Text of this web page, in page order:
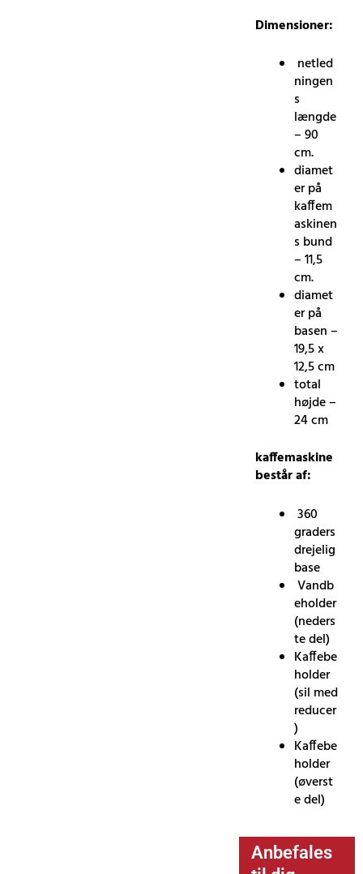
Dimensioner:
netled
ningen
s
længde
– 90
cm.
diamet
er på
kaffem
askinen
s bund
– 11,5
cm.
diamet
er på
basen –
19,5 x
12,5 cm
total
højde –
24 cm
kaffemaskine
består af:
360
graders
drejelig
base
Vandb
eholder
(neders
te del)
Kaffebe
holder
(sil med
reducer
)
Kaffebe
holder
(øverst
e del)
Anbefales